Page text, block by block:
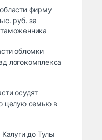
фирму
руб. за
обломки
логокомплекса
осудят
целую семью в
до Тулы